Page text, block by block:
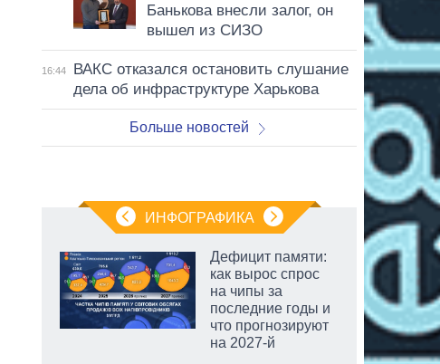
Банькова внесли залог, он
вышел из СИЗО
16:44
ВАКС отказался остановить слушание
дела об инфраструктуре Харькова
Больше новостей
ИНФОГРАФИКА
Дефицит памяти:
как вырос спрос
на чипы за
последние годы и
что прогнозируют
на 2027-й